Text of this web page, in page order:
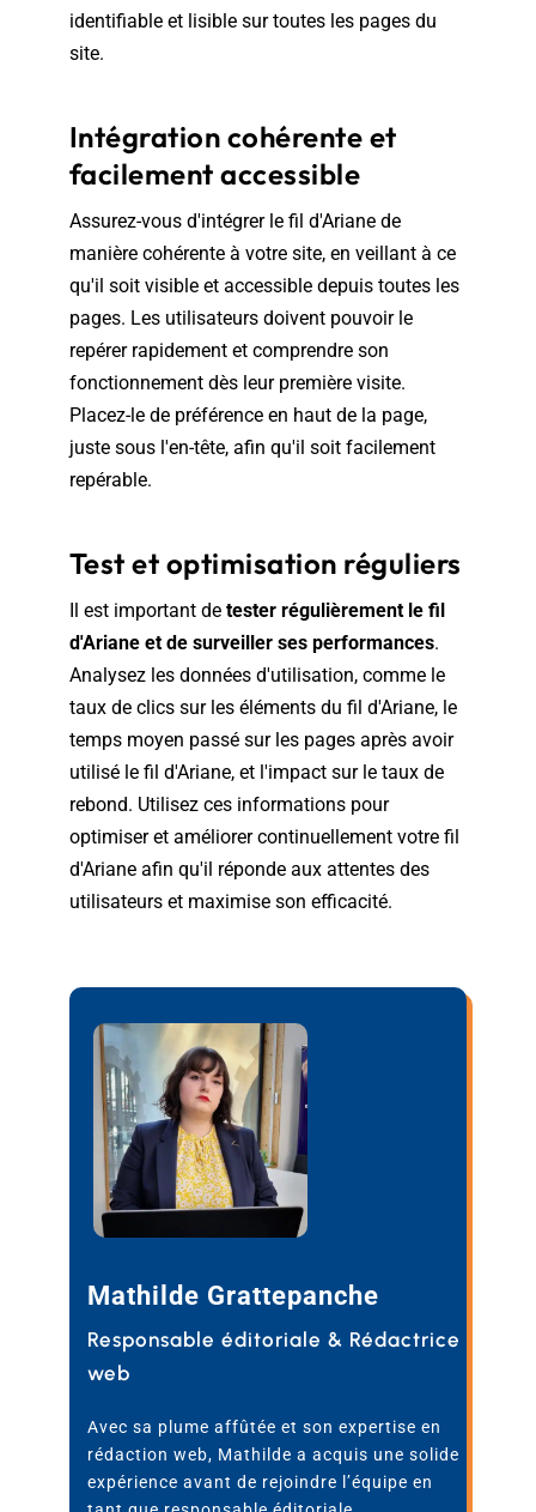
identifiable et lisible sur toutes les pages du
site.
Intégration cohérente et
facilement accessible
Assurez-vous d'intégrer le fil d'Ariane de
manière cohérente à votre site, en veillant à ce
qu'il soit visible et accessible depuis toutes les
pages. Les utilisateurs doivent pouvoir le
repérer rapidement et comprendre son
fonctionnement dès leur première visite.
Placez-le de préférence en haut de la page,
juste sous l'en-tête, afin qu'il soit facilement
repérable.
Test et optimisation réguliers
Il est important de tester régulièrement le fil
d'Ariane et de surveiller ses performances.
Analysez les données d'utilisation, comme le
taux de clics sur les éléments du fil d'Ariane, le
temps moyen passé sur les pages après avoir
utilisé le fil d'Ariane, et l'impact sur le taux de
rebond. Utilisez ces informations pour
optimiser et améliorer continuellement votre fil
d'Ariane afin qu'il réponde aux attentes des
utilisateurs et maximise son efficacité.
Mathilde Grattepanche
Responsable éditoriale & Rédactrice
web
Avec sa plume affûtée et son expertise en
rédaction web, Mathilde a acquis une solide
expérience avant de rejoindre l’équipe en